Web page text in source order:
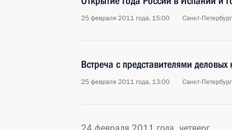
25 февраля 2011 года, 15:00 Санкт-Петербург
Встреча с представителями
25 февраля 2011 года, 13:00 Санкт-Петербург